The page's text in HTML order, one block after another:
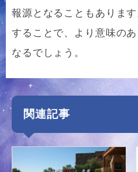
報源となることもありま
することで、より意味の
なるでしょう。
関連記事